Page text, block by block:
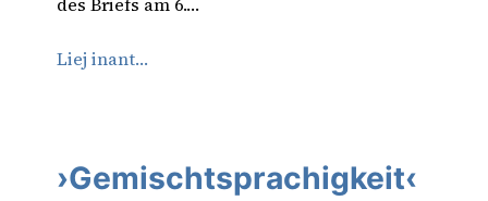
des Briefs am 6.…
Liej inant…
›Gemischtsprachigkeit‹